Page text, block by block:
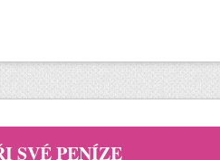
SVÉ PENÍZE